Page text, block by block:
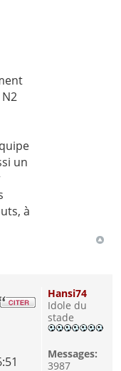
un
à
Hansi74
Idole du
stade
Messages:
3987